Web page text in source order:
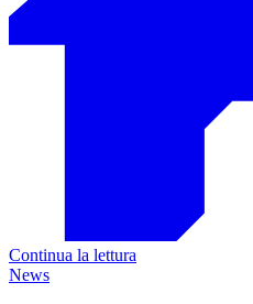
Continua la lettura
News